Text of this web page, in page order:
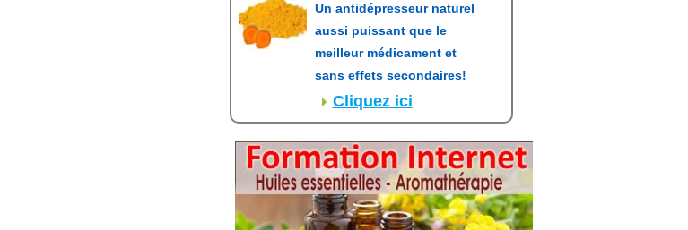
Un antidépresseur naturel
aussi puissant que le
meilleur médicament et
sans effets secondaires!
Cliquez ici